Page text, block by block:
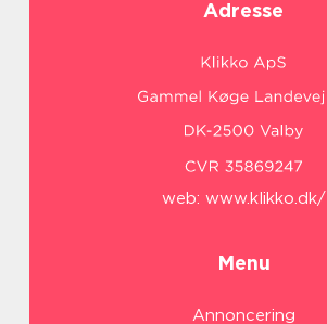
Adresse
web: www.klikko.dk/
Menu
Annoncering